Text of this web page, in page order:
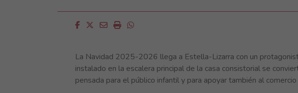
Facebook
Twitter
EmailImprimirWhatsapp
La Navidad 2025-2026 llega a Estella-Lizarra con un
instalado en la escalera principal de la casa consistorial se
pensada para el público infantil y para apoyar también al comercio